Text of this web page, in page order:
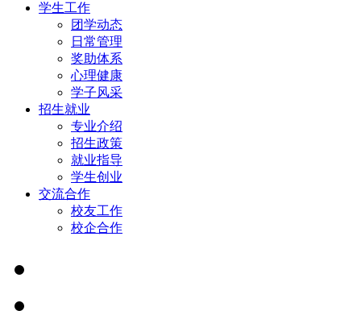
学生工作
团学动态
日常管理
奖助体系
心理健康
学子风采
招生就业
专业介绍
招生政策
就业指导
学生创业
交流合作
校友工作
校企合作